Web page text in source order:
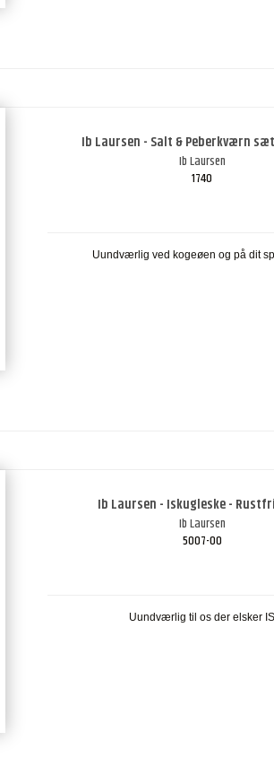
Ib Laursen - Salt & Peberkværn
Ib Laursen
1740
Uundværlig ved kogeøen og på dit
Ib Laursen - Iskugleske -
Ib Laursen
5007-00
Uundværlig til os der elsker IS